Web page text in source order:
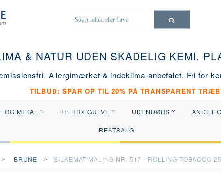
& NATUR UDEN SKADELIG KEMI.
Allergimærket & indeklima-anbefalet. Fri for
TILBUD: SPAR OP TIL 20% PÅ TRANSPARENT
METAL TIL TRÆGULVE UDENDØRS ANDET
RESTSALG
BRUNE SILKEMAT MALING NR. 517 - ROLLING TOBACCO 25